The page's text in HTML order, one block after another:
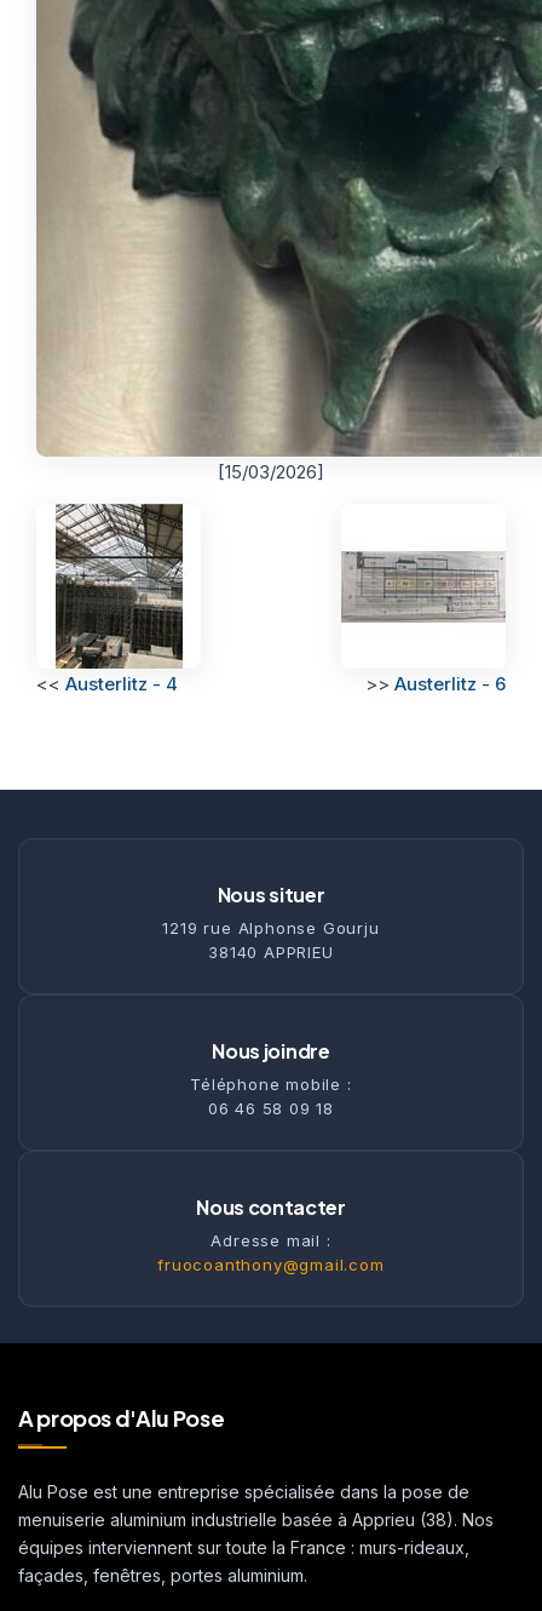
[15/03/2026]
<< Austerlitz - 4 >> Austerlitz - 6
Nous situer
1219 rue Alphonse Gourju
38140 APPRIEU
Nous joindre
Téléphone mobile :
06 46 58 09 18
Nous contacter
Adresse mail :
fruocoanthony@gmail.com
A propos d'Alu Pose
Alu Pose est une entreprise spécialisée dans la pose de
menuiserie aluminium industrielle basée à Apprieu (38). Nos
équipes interviennent sur toute la France : murs-rideaux,
façades, fenêtres, portes aluminium.